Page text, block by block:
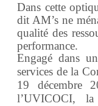
Dans cette
dit AM’s ne
qualité des
performance.
Engagé dans
services de la
19 décembre
l’UVICOCI,la